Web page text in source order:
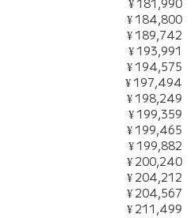
¥ 181,990
¥ 184,800
¥ 189,742
¥ 193,991
¥ 194,575
¥ 197,494
¥ 198,249
¥ 199,359
¥ 199,465
¥ 199,882
¥ 200,240
¥ 204,212
¥ 204,567
¥ 211,499